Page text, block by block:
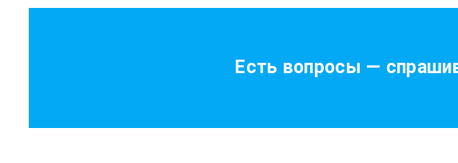
Есть вопросы —